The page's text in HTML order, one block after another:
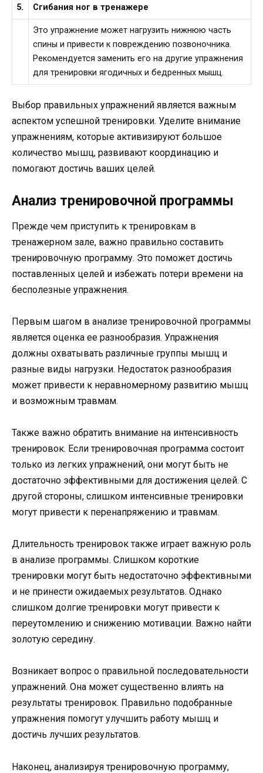
5. Сгибания ног в тренажере
Это упражнение может нагрузить нижнюю часть
спины и привести к повреждению позвоночника.
Рекомендуется заменить его на другие упражнения
для тренировки ягодичных и бедренных мышц.
Выбор правильных упражнений является важным
аспектом успешной тренировки. Уделите внимание
упражнениям, которые активизируют большое
количество мышц, развивают координацию и
помогают достичь ваших целей.
Анализ тренировочной программы
Прежде чем приступить к тренировкам в
тренажерном зале, важно правильно составить
тренировочную программу. Это поможет достичь
поставленных целей и избежать потери времени на
бесполезные упражнения.
Первым шагом в анализе тренировочной программы
является оценка ее разнообразия. Упражнения
должны охватывать различные группы мышц и
разные виды нагрузки. Недостаток разнообразия
может привести к неравномерному развитию мышц
и возможным травмам.
Также важно обратить внимание на интенсивность
тренировок. Если тренировочная программа состоит
только из легких упражнений, они могут быть не
достаточно эффективными для достижения целей. С
другой стороны, слишком интенсивные тренировки
могут привести к перенапряжению и травмам.
Длительность тренировок также играет важную роль
в анализе программы. Слишком короткие
тренировки могут быть недостаточно эффективными
и не принести ожидаемых результатов. Однако
слишком долгие тренировки могут привести к
переутомлению и снижению мотивации. Важно найти
золотую середину.
Возникает вопрос о правильной последовательности
упражнений. Она может существенно влиять на
результаты тренировок. Правильно подобранные
упражнения помогут улучшить работу мышц и
достичь лучших результатов.
Наконец, анализируя тренировочную программу,